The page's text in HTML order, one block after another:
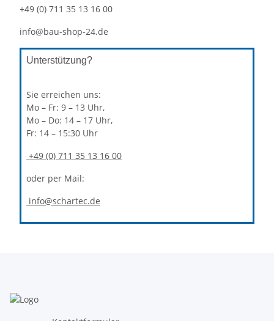
+49 (0) 711 35 13 16 00
info@bau-shop-24.de
Unterstützung?
Sie erreichen uns:
Mo – Fr: 9 – 13 Uhr,
Mo – Do: 14 – 17 Uhr,
Fr: 14 – 15:30 Uhr
+49 (0) 711 35 13 16 00
oder per Mail:
info@schartec.de